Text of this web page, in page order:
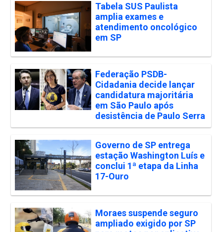
Tabela SUS Paulista
amplia exames e
atendimento oncológico
em SP
Federação PSDB-
Cidadania decide lançar
candidatura majoritária
em São Paulo após
desistência de Paulo Serra
Governo de SP entrega
estação Washington Luís e
conclui 1ª etapa da Linha
17-Ouro
Moraes suspende seguro
ampliado exigido por SP